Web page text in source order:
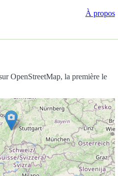
À propos
OpenStreetMap, la première le